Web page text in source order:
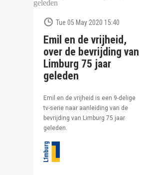
Tue 05 May 2020 15:40
Emil en de vrijheid,
over de bevrijding van
Limburg 75 jaar
geleden
Emil en de vrijheid is een 9-delige
tv-serie naar aanleiding van de
bevrijding van Limburg 75 jaar
geleden.